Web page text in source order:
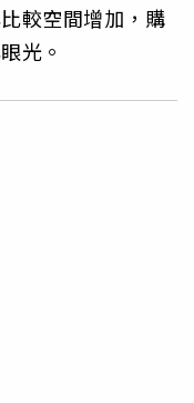
較空間增加，購
光。